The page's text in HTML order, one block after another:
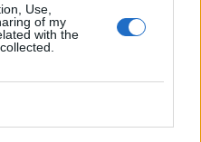
Use,
of my
with thecabeça:
em 2005
Maia